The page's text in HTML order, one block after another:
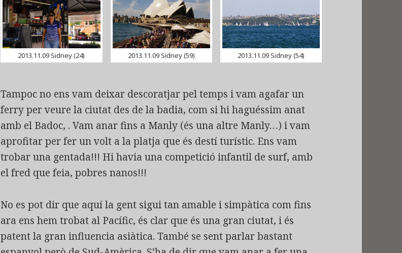
2013.11.09 Sidney (24) 2013.11.09 Sidney (59) 2013.11.09 Sidney (54)
Tampoc no ens vam deixar descoratjar pel temps i vam agafar un
ferry per veure la ciutat des de la badia, com si hi haguéssim anat
amb el Badoc, . Vam anar fins a Manly (és una altre Manly…) i vam
aprofitar per fer un volt a la platja que és destí turístic. Ens vam
trobar una gentada!!! Hi havia una competició infantil de surf, amb
el fred que feia, pobres nanos!!!
No es pot dir que aquí la gent sigui tan amable i simpàtica com fins
ara ens hem trobat al Pacífic, és clar que és una gran ciutat, i és
patent la gran influencia asiàtica. També se sent parlar bastant